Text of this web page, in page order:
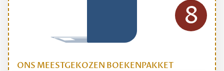
ONS MEESTGEKOZEN BOEKENPAKKET
8